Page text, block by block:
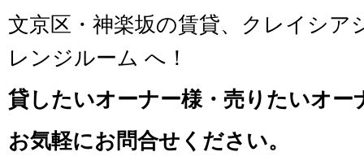
文京区・神楽坂の賃貸、クレイシア
レンジルーム へ！
貸したいオーナー様・売りたいオー
お気軽にお問合せください。